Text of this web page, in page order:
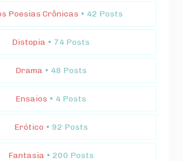
Poesias Crônicas • 42 Posts
Distopia • 74 Posts
Drama • 48 Posts
Ensaios • 4 Posts
Erótico • 92 Posts
Fantasia • 200 Posts